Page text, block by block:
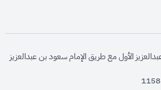
الأول مع طريق الإمام سعود بن عبدالعزيز